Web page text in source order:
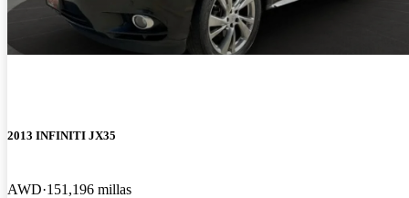
2013 INFINITI JX35
AWD 151,196 millas